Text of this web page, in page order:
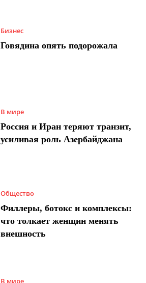
Бизнес
Говядина опять подорожала
В мире
Россия и Иран теряют транзит,
усиливая роль Азербайджана
Общество
Филлеры, ботокс и комплексы:
что толкает женщин менять
внешность
В мире